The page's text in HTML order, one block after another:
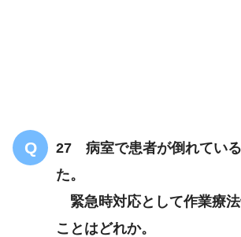
27 病室で患者が倒れてい
た。
緊急時対応として作業療法
ことはどれか。